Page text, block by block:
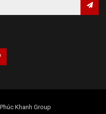
Phúc Khanh Group